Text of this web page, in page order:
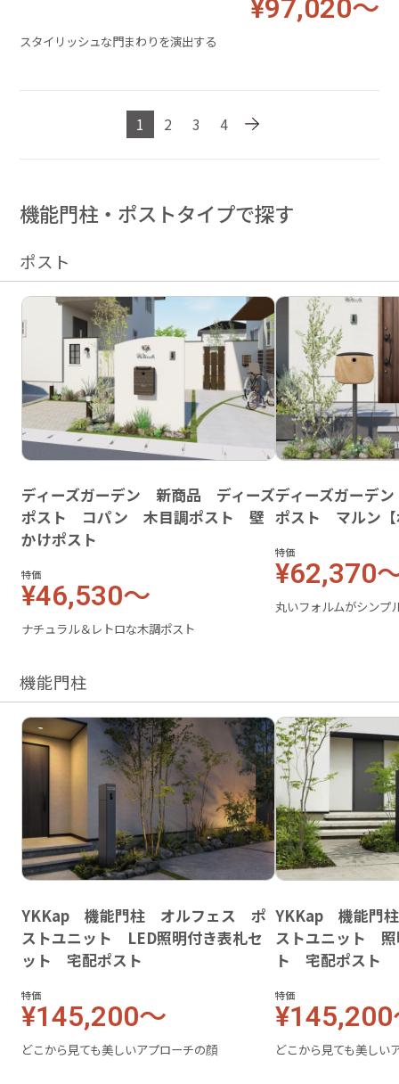
¥97,020～
スタイリッシュな門まわりを演出する
1 2 3 4
機能門柱・ポストタイプで探す
ポスト
ディーズガーデン 新商品 ディーズ
ポスト コパン 木目調ポスト 壁
かけポスト
特価
¥46,530～
ナチュラル＆レトロな木調ポスト
ディーズガーデ
ポスト マルン【
特価
¥62,370
丸いフォルムがシンプ
機能門柱
YKKap 機能門柱 オルフェス ポ
ストユニット LED照明付き表札セ
ット 宅配ポスト
特価
¥145,200～
どこから見ても美しいアプローチの顔
YKKap 機能門
ストユニット 照
ト 宅配ポスト
特価
どこから見ても美しい